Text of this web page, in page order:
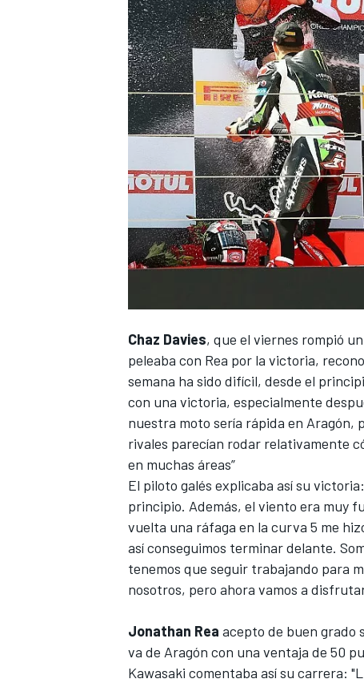
MOTOGP
NASCAR CUP
FÓRMULA E
Chaz Davies, que el viernes rompió
peleaba con Rea por la victoria,
semana ha sido difícil, desde el
con una victoria, especialmente
nuestra moto sería rápida en
rivales parecían rodar relativamente
en muchas áreas”
El piloto galés explicaba así su
principio. Además, el viento era muy
vuelta una ráfaga en la curva 5 me
así conseguimos terminar delante.
tenemos que seguir trabajando para
nosotros, pero ahora vamos a
Jonathan Rea acepto de buen grado
va de Aragón con una ventaja de 50
Kawasaki comentaba así su carrera: